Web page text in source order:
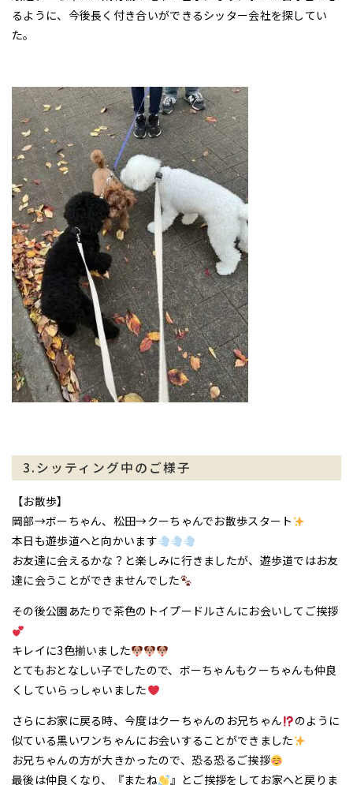
るように、今後長く付き合いができるシッター会社を探してい
た。
3.シッティング中のご様子
【お散歩】
岡部→ボーちゃん、松田→クーちゃんでお散歩スタート
本日も遊歩道へと向かいます
お友達に会えるかな？と楽しみに行きましたが、遊歩道ではお友
達に会うことができませんでした
その後公園あたりで茶色のトイプードルさんにお会いしてご挨拶
キレイに3色揃いました
とてもおとなしい子でしたので、ボーちゃんもクーちゃんも仲良
くしていらっしゃいました
さらにお家に戻る時、今度はクーちゃんのお兄ちゃん
のように
似ている黒いワンちゃんにお会いすることができました
お兄ちゃんの方が大きかったので、恐る恐るご挨拶
最後は仲良くなり、『またね
』とご挨拶をしてお家へと戻りま